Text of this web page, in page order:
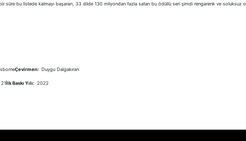
süre bu listede kalmayı başaran, 33 dilde 130 milyondan fazla satan bu ödüllü seri şimdi rengarenk ve soluksuz
Çevirmen: Duygu Dalgakıran
İlk Baskı Yılı: 2022